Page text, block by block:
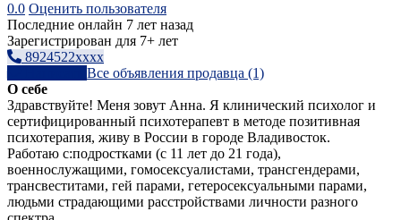
0.0 Оценить пользователя
Последние онлайн 7 лет назад
Зарегистрирован для 7+ лет
8924522xxxx
Все объявления продавца (1)
О себе
Здравствуйте! Меня зовут Анна. Я клинический психолог и
сертифицированный психотерапевт в методе позитивная
психотерапия, живу в России в городе Владивосток.
Работаю с:подростками (с 11 лет до 21 года),
военнослужащими, гомосексуалистами, трансгендерами,
трансвеститами, гей парами, гетеросексуальными парами,
людьми страдающими расстройствами личности разного